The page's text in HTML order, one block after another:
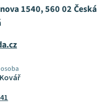
1540, 560 02 Česká